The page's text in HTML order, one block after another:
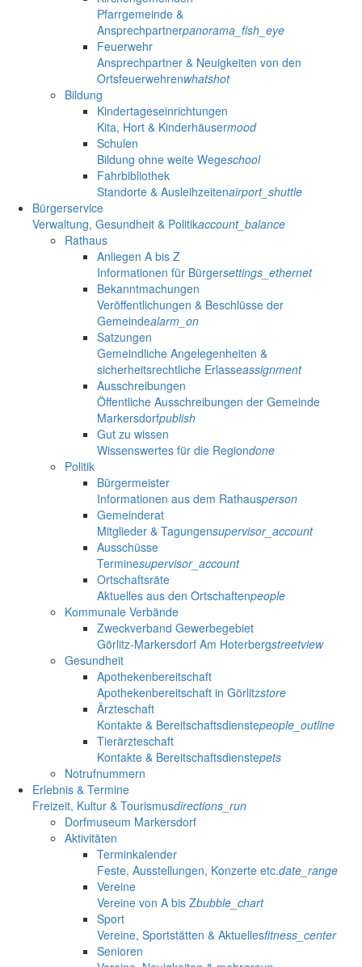
Pfarrgemeinde &
Ansprechpartnerpanorama_fish_eye
Feuerwehr
Ansprechpartner & Neuigkeiten von den
Ortsfeuerwehrenwhatshot
Bildung
Kindertageseinrichtungen
Kita, Hort & Kinderhäusermood
Schulen
Bildung ohne weite Wegeschool
Fahrbibliothek
Standorte & Ausleihzeitenairport_shuttle
Bürgerservice
Verwaltung, Gesundheit & Politikaccount_balance
Rathaus
Anliegen A bis Z
Informationen für Bürgersettings_ethernet
Bekanntmachungen
Veröffentlichungen & Beschlüsse der
Gemeindealarm_on
Satzungen
Gemeindliche Angelegenheiten &
sicherheitsrechtliche Erlasseassignment
Ausschreibungen
Öffentliche Ausschreibungen der Gemeinde
Markersdorfpublish
Gut zu wissen
Wissenswertes für die Regiondone
Politik
Bürgermeister
Informationen aus dem Rathausperson
Gemeinderat
Mitglieder & Tagungensupervisor_account
Ausschüsse
Terminesupervisor_account
Ortschaftsräte
Aktuelles aus den Ortschaftenpeople
Kommunale Verbände
Zweckverband Gewerbegebiet
Görlitz-Markersdorf Am Hoterbergstreetview
Gesundheit
Apothekenbereitschaft
Apothekenbereitschaft in Görlitzstore
Ärzteschaft
Kontakte & Bereitschaftsdienstepeople_outline
Tierärzteschaft
Kontakte & Bereitschaftsdienstepets
Notrufnummern
Erlebnis & Termine
Freizeit, Kultur & Tourismusdirections_run
Dorfmuseum Markersdorf
Aktivitäten
Terminkalender
Feste, Ausstellungen, Konzerte etc.date_range
Vereine
Vereine von A bis Zbubble_chart
Sport
Vereine, Sportstätten & Aktuellesfitness_center
Senioren